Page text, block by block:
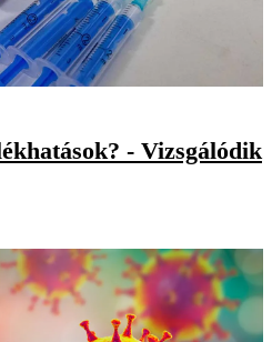
- Vizsgálódik